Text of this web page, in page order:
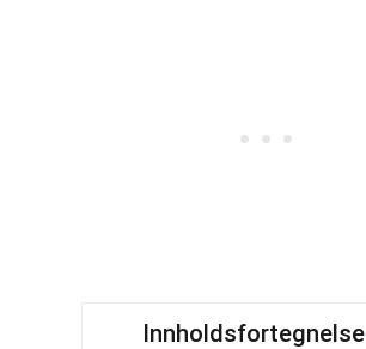
Innholdsfortegnelse